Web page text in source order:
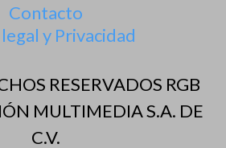
Contacto
y Privacidad
RESERVADOS RGB
MULTIMEDIA S.A. DE
C.V.